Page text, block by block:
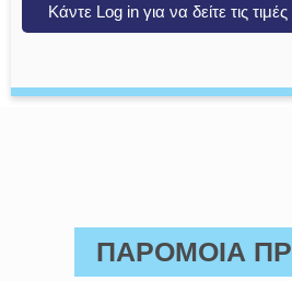
Κάντε Log in για να δείτε τις
ΠΑΡΟΜΟΙΑ